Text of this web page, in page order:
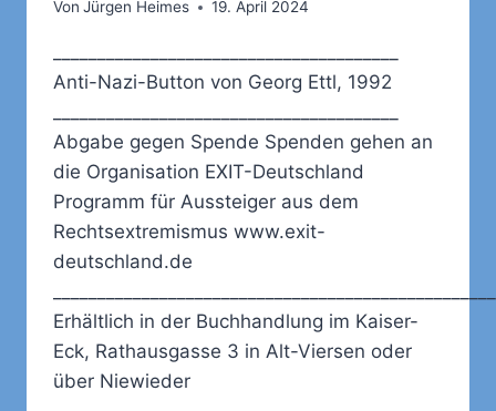
Von Jürgen Heimes 19. April 2024
Anti-Nazi-Button von Georg Ettl, 1992
Abgabe gegen Spende Spenden gehen an
die Organisation EXIT-Deutschland
Programm für Aussteiger aus dem
Rechtsextremismus www.exit-
deutschland.de
Erhältlich in der Buchhandlung im Kaiser-
Eck, Rathausgasse 3 in Alt-Viersen oder
über Niewieder